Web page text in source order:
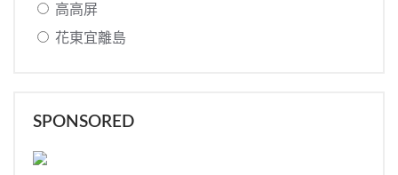
高高屏
花東宜離島
SPONSORED